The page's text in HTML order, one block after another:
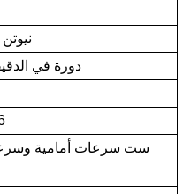
600
2600 دورة في
ست سرعات أمامية